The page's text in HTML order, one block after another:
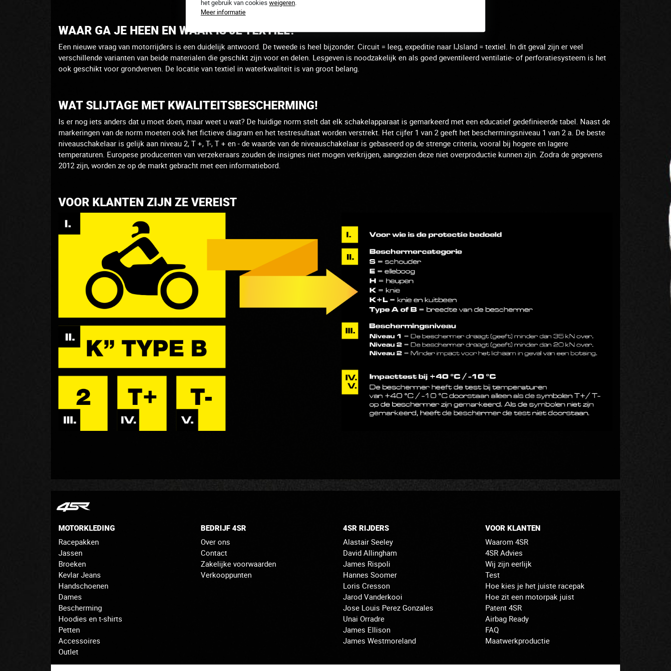
het gebruik van cookies weigeren.
Meer informatie
WAAR GA JE HEEN EN WAAR IS JE TEXTIEL?
Een nieuwe vraag van motorrijders is een duidelijk antwoord. De tweede is heel bijzonder. Circuit = leeg, expeditie naar IJsland = textiel. In dit geval zijn er veel
verschillende varianten van beide materialen die geschikt zijn voor en delen. Lesgeven is noodzakelijk en als goed geventileerd ventilatie- of perforatiesysteem is het
ook geschikt voor grondverven. De locatie van textiel in waterkwaliteit is van groot belang.
WAT SLIJTAGE MET KWALITEITSBESCHERMING!
Is er nog iets anders dat u moet doen, maar weet u wat? De huidige norm stelt dat elk schakelapparaat is gemarkeerd met een educatief gedefinieerde tabel. Naast de
markeringen van de norm moeten ook het fictieve diagram en het testresultaat worden verstrekt. Het cijfer 1 van 2 geeft het beschermingsniveau 1 van 2 a. De beste
niveauschakelaar is gelijk aan niveau 2, T +, T-, T + en - de waarde van de niveauschakelaar is gebaseerd op de strenge criteria, vooral bij hogere en lagere
temperaturen. Europese producenten van verzekeraars zouden de insignes niet mogen verkrijgen, aangezien deze niet overproductie kunnen zijn. Zodra de gegevens
2012 zijn, worden ze op de markt gebracht met een informatiebord.
VOOR KLANTEN ZIJN ZE VEREIST
MOTORKLEDING
Racepakken
Jassen
Broeken
Kevlar Jeans
Handschoenen
Dames
Bescherming
Hoodies en t-shirts
Petten
Accessoires
Outlet
BEDRIJF 4SR
Over ons
Contact
Zakelijke voorwaarden
Verkooppunten
4SR RIJDERS
Alastair Seeley
David Allingham
James Rispoli
Hannes Soomer
Loris Cresson
Jarod Vanderkooi
Jose Louis Perez Gonzales
Unai Orradre
James Ellison
James Westmoreland
VOOR KLANTEN
Waarom 4SR
4SR Advies
Wij zijn eerlijk
Test
Hoe kies je het juiste racepak
Hoe zit een motorpak juist
Patent 4SR
Airbag Ready
FAQ
Maatwerkproductie